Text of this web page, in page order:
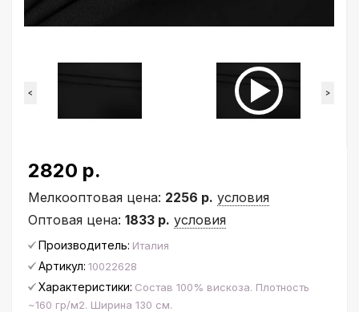
< >
2820 р.
Мелкооптовая цена: 2256 р. условия
Оптовая цена: 1833 р. условия
Производитель: Италия
Артикул: 10022628
Характеристики: Состав 100% вискоза. Плотность
~160 гр/м2. Ширина 130 см.